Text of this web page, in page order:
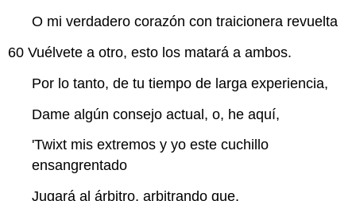
O mi verdadero corazón con traicionera revuelta
60 Vuélvete a otro, esto los matará a ambos.
Por lo tanto, de tu tiempo de larga experiencia,
Dame algún consejo actual, o, he aquí,
'Twixt mis extremos y yo este cuchillo
ensangrentado
Jugará al árbitro, arbitrando que,